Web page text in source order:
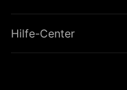
Hilfe-Center